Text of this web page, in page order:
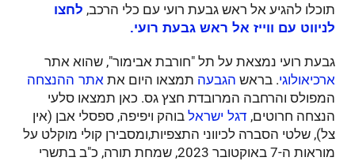
תוכלו להגיע אל ראש גבעת רועי עם כלי הרכב, לחצו
לניווט עם ווייז אל ראש גבעת רועי.
גבעת רועי נמצאת על תל "חורבת אבימור", שהוא אתר
ארכיאולוגי. בראש הגבעה תמצאו היום את אתר ההנצחה
המפולס והרחבה המרובדת חצץ גס. כאן תמצאו סלעי
הנצחה חרוטים, דגל ישראל בוהק ויפיפה, ספסלי אבן (אין
צל), שלטי הסברה לכיווני התצפיות,ומסבירן קולי מוקלט על
מוראות ה-7 באוקטובר 2023, שמחת תורה, כ"ב בתשרי